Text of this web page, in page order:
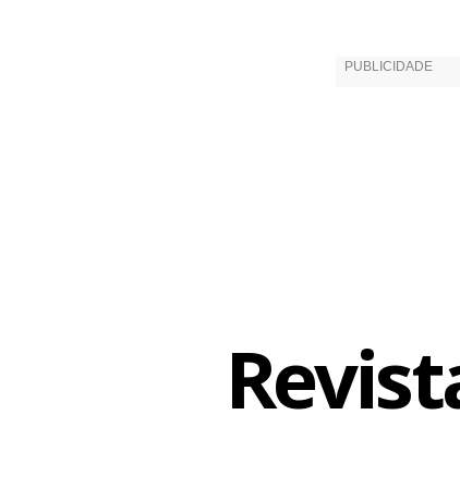
críticas